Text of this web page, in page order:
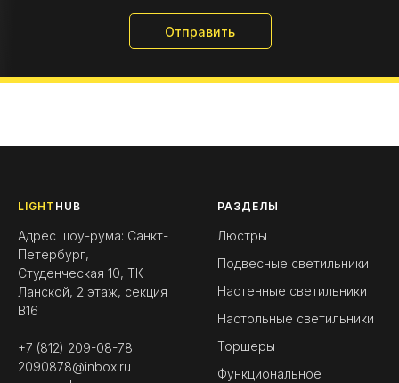
Отправить
LIGHT HUB
Адрес шоу-рума: Санкт-
Петербург,
Студенческая 10, ТК
Ланской, 2 этаж, секция
B16
+7 (812) 209-08-78
2090878@inbox.ru
РАЗДЕЛЫ
Люстры
Подвесные светильники
Настенные светильники
Настольные светильники
Торшеры
Функциональное